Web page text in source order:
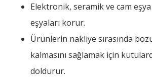
Elektronik, seramik ve cam
eşyaları korur.
Ürünlerin nakliye sırasında
kalmasını sağlamak için
doldurur.